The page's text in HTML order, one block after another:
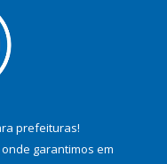
prefeituras!
garantimos em